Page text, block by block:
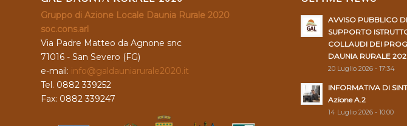
Gruppo di Azione Locale Daunia Rurale 2020
soc.cons.arl
Via Padre Matteo da Agnone snc
71016 - San Severo (FG)
e-mail: info@galdauniarurale2020.it
Tel. 0882 339252
Fax: 0882 339247
AVVISO PUBBLICO
SUPPORTO
COLLAUDI DEI
DAUNIA RURALE
20 Luglio 2026 - 17:34
INFORMATIVA DI
Azione A.2
14 Luglio 2026 - 10:00